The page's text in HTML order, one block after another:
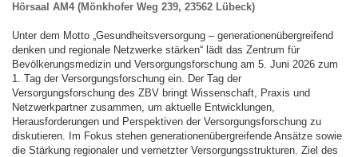
Hörsaal AM4 (Mönkhofer Weg 239, 23562 Lübeck)
Unter dem Motto „Gesundheitsversorgung – generationenübergreifend
denken und regionale Netzwerke stärken“ lädt das Zentrum für
Bevölkerungsmedizin und Versorgungsforschung am 5. Juni 2026 zum
1. Tag der Versorgungsforschung ein. Der Tag der
Versorgungsforschung des ZBV bringt Wissenschaft, Praxis und
Netzwerkpartner zusammen, um aktuelle Entwicklungen,
Herausforderungen und Perspektiven der Versorgungsforschung zu
diskutieren. Im Fokus stehen generationenübergreifende Ansätze sowie
die Stärkung regionaler und vernetzter Versorgungsstrukturen. Ziel des